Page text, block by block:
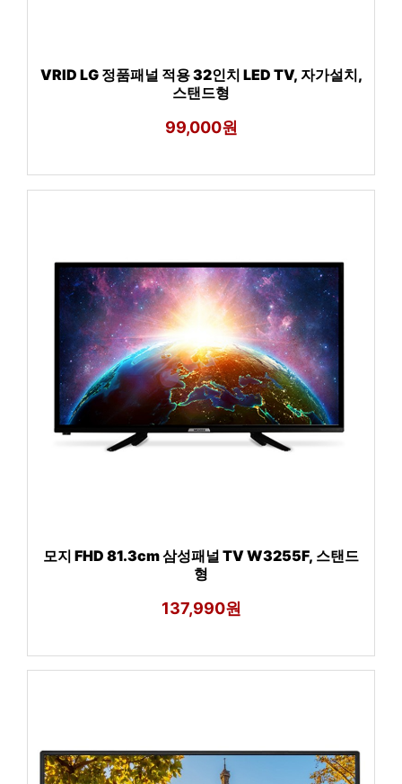
VRID LG 정품패널 적용 32인치 LED TV, 자가설치,
스탠드형
99,000원
모지 FHD 81.3cm 삼성패널 TV W3255F, 스탠드
형
137,990원